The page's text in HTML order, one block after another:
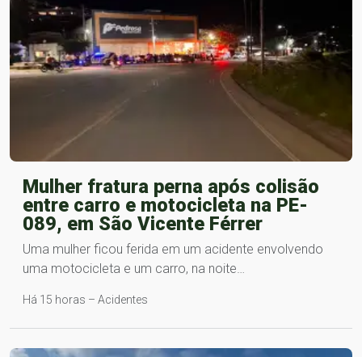
Mulher fratura perna após colisão
entre carro e motocicleta na PE-
089, em São Vicente Férrer
Uma mulher ficou ferida em um acidente envolvendo
uma motocicleta e um carro, na noite…
Há 15 horas – Acidentes